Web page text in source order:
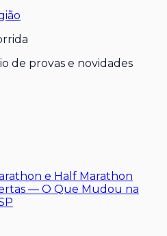
de provas e novidades
e Half Marathon
— O Que Mudou na